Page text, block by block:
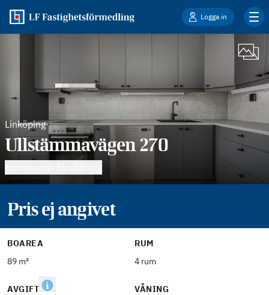
Logga in
Linköping
Ullstämmavägen 270
Pris ej angivet
BOAREA
89 m²
RUM
4 rum
AVGIFT
VÅNING